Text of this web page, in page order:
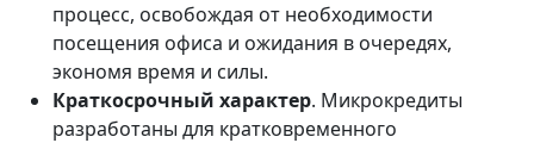
процесс, освобождая от необходимости
посещения офиса и ожидания в очередях,
экономя время и силы.
Краткосрочный характер. Микрокредиты
разработаны для кратковременного